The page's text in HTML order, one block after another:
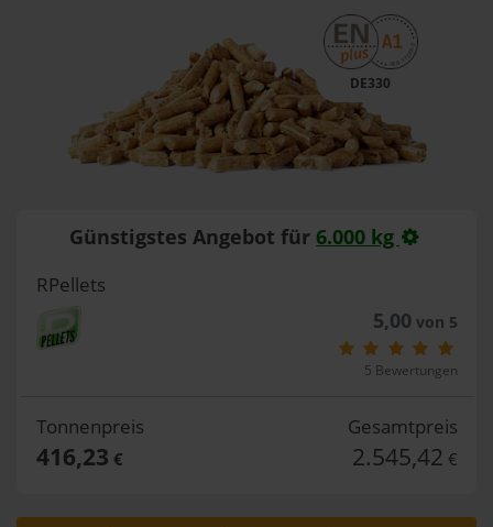
DE330
Günstigstes Angebot für 6.000 kg
RPellets
5,00 von 5
5 Bewertungen
Tonnenpreis
416,23 €
Gesamtpreis
2.545,42 €